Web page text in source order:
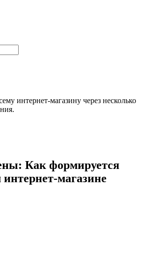
интернет-магазину через несколько
Как формируется
магазине